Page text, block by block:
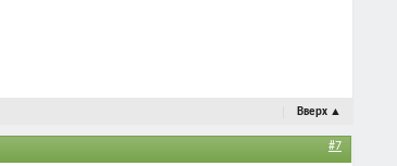
Вверх ▲
#7